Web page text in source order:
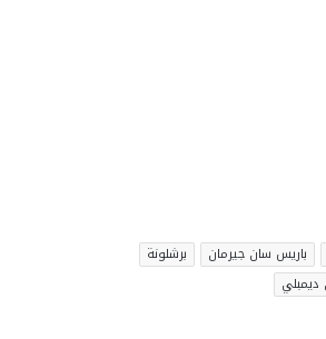
باريس سان جيرمان
برشلونة
ديمبلي